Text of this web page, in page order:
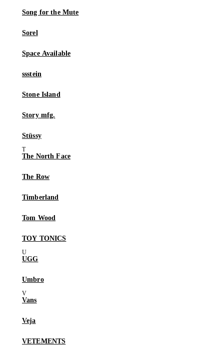
Song for the Mute
Sorel
Space Available
ssstein
Stone Island
Story mfg.
Stüssy
The North Face
The Row
Timberland
Tom Wood
TOY TONICS
UGG
Umbro
Vans
Veja
VETEMENTS